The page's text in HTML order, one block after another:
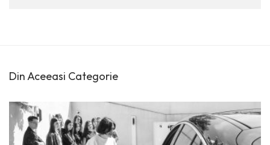
Din Aceeasi Categorie